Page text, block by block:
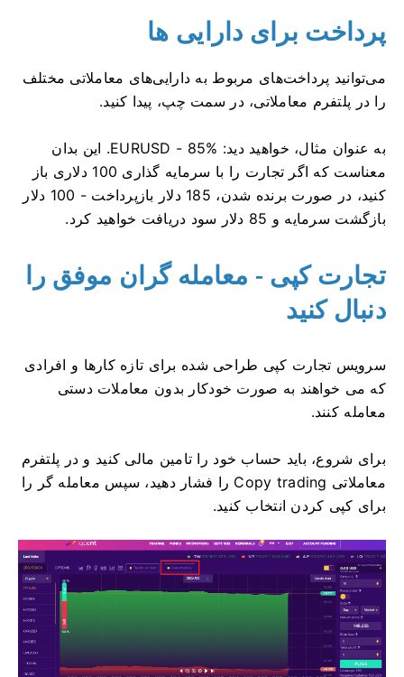
پرداخت برای دارایی ها
می‌توانید پرداخت‌های مربوط به دارایی‌های معاملاتی مختلف
را در پلتفرم معاملاتی، در سمت چپ، پیدا کنید.
به عنوان مثال، خواهید دید: EURUSD - 85%.
این بدان
معناست که اگر تجارت را با سرمایه گذاری 100 دلاری باز
کنید، در صورت برنده شدن، 185 دلار بازپرداخت - 100 دلار
بازگشت سرمایه و 85 دلار سود دریافت خواهید کرد.
تجارت کپی - معامله گران موفق را
دنبال کنید
سرویس تجارت کپی طراحی شده برای تازه کارها و افرادی
که می خواهند به صورت خودکار بدون معاملات دستی
معامله کنند.
برای شروع، باید حساب خود را تامین مالی کنید و در پلتفرم
معاملاتی Copy trading را فشار دهید، سپس معامله گر را
برای کپی کردن انتخاب کنید.